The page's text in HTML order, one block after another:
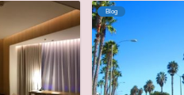
SPGライフ